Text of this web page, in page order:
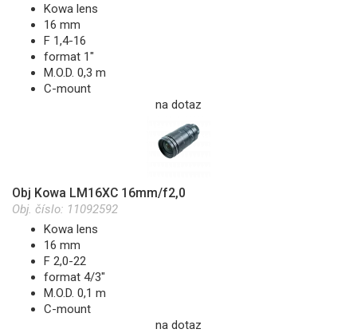
Kowa lens
16 mm
F 1,4-16
format 1"
M.O.D. 0,3 m
C-mount
na dotaz
Obj Kowa LM16XC 16mm/f2,0
Obj. číslo: 11092592
Kowa lens
16 mm
F 2,0-22
format 4/3"
M.O.D. 0,1 m
C-mount
na dotaz